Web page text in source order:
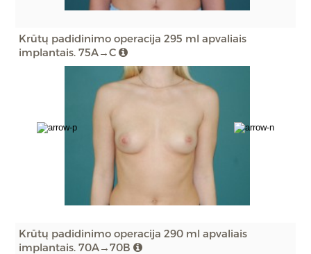
Krūtų padidinimo operacija 295 ml apvaliais
implantais. 75A→C
Krūtų padidinimo operacija 290 ml apvaliais
implantais. 70A→70B